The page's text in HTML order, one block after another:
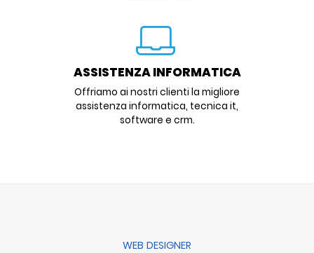
ASSISTENZA INFORMATICA
Offriamo ai nostri clienti la migliore
assistenza informatica, tecnica it,
software e crm.
WEB DESIGNER